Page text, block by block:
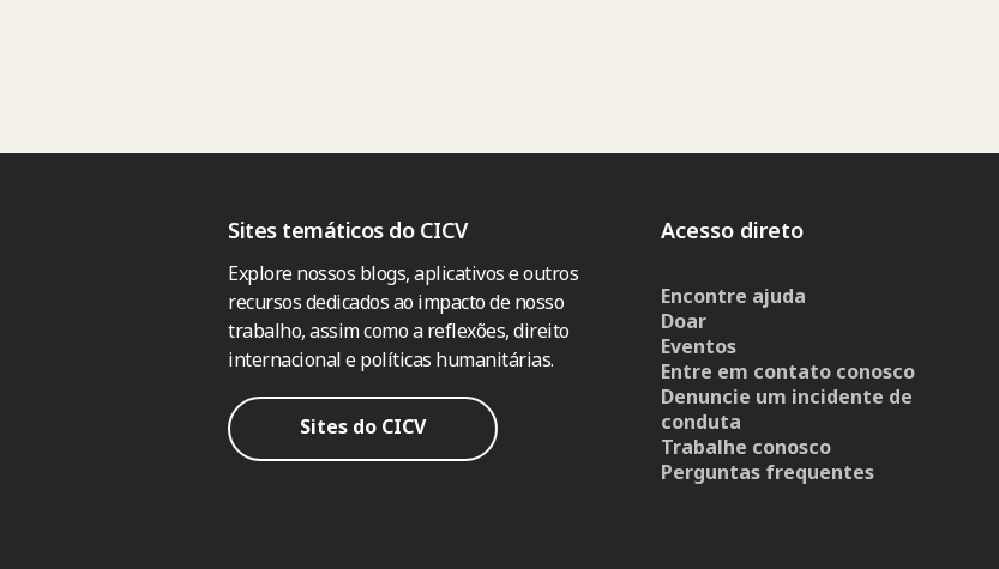
Sites temáticos do CICV
Explore nossos blogs, aplicativos e outros
recursos dedicados ao impacto de nosso
trabalho, assim como a reflexões, direito
internacional e políticas humanitárias.
Sites do CICV
Acesso direto
Encontre ajuda
Doar
Eventos
Entre em contato conosco
Denuncie um incidente de
conduta
Trabalhe conosco
Perguntas frequentes